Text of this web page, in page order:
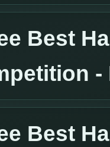
Best
-
Best